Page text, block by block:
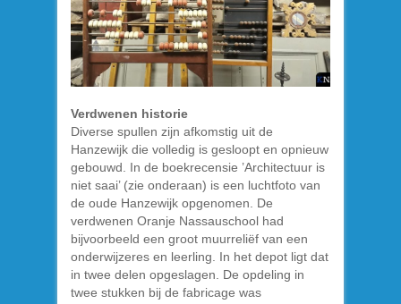
Verdwenen historie
Diverse spullen zijn afkomstig uit de
Hanzewijk die volledig is gesloopt en opnieuw
gebouwd. In de boekrecensie ’Architectuur is
niet saai’ (zie onderaan) is een luchtfoto van
de oude Hanzewijk opgenomen. De
verdwenen Oranje Nassauschool had
bijvoorbeeld een groot muurreliëf van een
onderwijzeres en leerling. In het depot ligt dat
in twee delen opgeslagen. De opdeling in
twee stukken bij de fabricage was